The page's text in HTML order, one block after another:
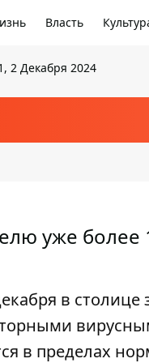
Власть
2 Декабря 2024
уже более
в
в пределах